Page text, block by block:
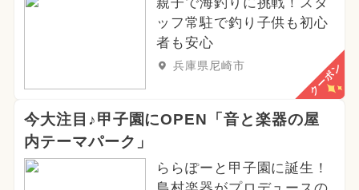
ッフ常駐で釣り子供も初心
者も安心
兵庫県尼崎市 クーポン
今大注目♪甲子園にOPEN「音と楽器の屋
内テーマパーク」
ららぽーと甲子園に誕生！